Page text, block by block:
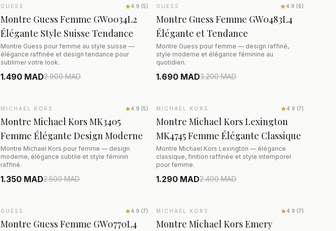
SALE
GUESS 4.9 (5)
Montre Guess Femme GW0034L2
Élégante Style Suisse Tendance
Montre Guess pour femme au style suisse —
élégance raffinée et design tendance pour
sublimer votre look.
1.490 MAD2.900MAD
SALE
GUESS 4.9 (6)
Montre Guess Femme GW0483L4
Élégante et Tendance
Montre Guess pour femme — design raffiné,
style moderne et élégance féminine au
quotidien.
1.690 MAD3.200MAD
SALE −46%AJOUTER AU PANIER
MICHAEL KORS 4.9 (5)
Montre Michael Kors MK3405
Femme Élégante Design Moderne
Montre Michael Kors pour femme — design
moderne, élégance subtile et style féminin
raffiné.
1.350 MAD2.500MAD
SALE −46%AJOUTER AU PANIER
MICHAEL KORS 4.9 (7)
Montre Michael Kors Lexington
MK4745 Femme Élégante Classique
Montre Michael Kors Lexington — élégance
classique, finition raffinée et style intemporel
pour femme.
1.290 MAD2.400MAD
SALE
GUESS 4.9 (7)
Montre Guess Femme GW0770L4
SALE −44%AJOUTER AU PANIER
MICHAEL KORS 4.9 (7)
Montre Michael Kors Emery